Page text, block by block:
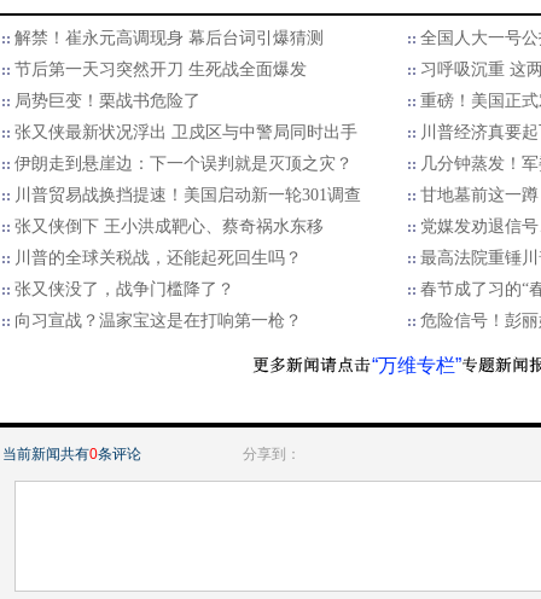
解禁！崔永元高调现身 幕后台词引爆猜测
全国人大一号
节后第一天习突然开刀 生死战全面爆发
习呼吸沉重 这
局势巨变！栗战书危险了
重磅！美国正
张又侠最新状况浮出 卫戍区与中警局同时出手
川普经济真要
伊朗走到悬崖边：下一个误判就是灭顶之灾？
几分钟蒸发！
川普贸易战换挡提速！美国启动新一轮301调查
甘地墓前这一
张又侠倒下 王小洪成靶心、蔡奇祸水东移
党媒发劝退信
川普的全球关税战，还能起死回生吗？
最高法院重锤
张又侠没了，战争门槛降了？
春节成了习的“
向习宣战？温家宝这是在打响第一枪？
危险信号！彭
“万维专栏”
当前新闻共有0条评论 分享到：